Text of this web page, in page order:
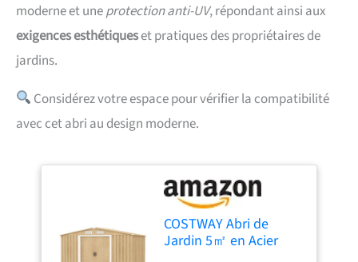
moderne et uneprotection anti-UV, répondant ainsi aux
exigences esthétiqueset pratiques des propriétaires de
jardins.
Considérez votre espace pour vérifier la compatibilité
avec cet abri au design moderne.
COSTWAY Abri de
Jardin 5㎡ en Acier